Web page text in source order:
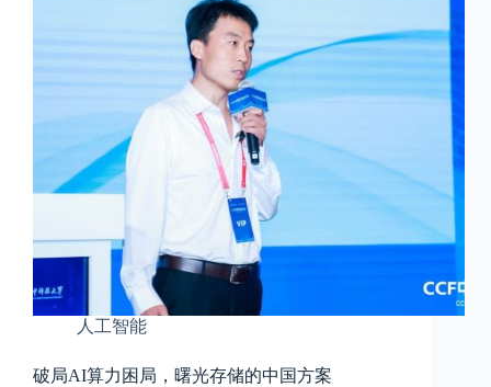
人工智能
破局AI算力困局，曙光存储的中国方案